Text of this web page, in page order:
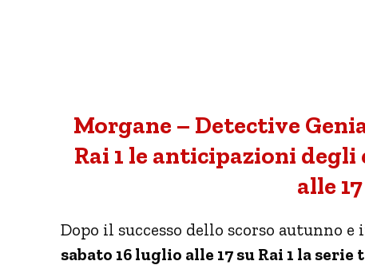
Morgane – Detective
Rai 1 le anticipazioni
alle
Dopo il successo dello scorso autunno
sabato 16 luglio alle 17 su Rai 1 la